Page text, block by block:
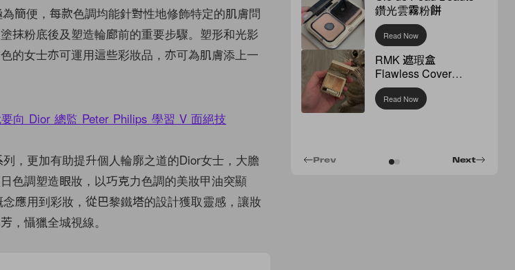
簡便，每款色調均能針對性地修飾特定的肌膚問
抹粉底後及塑造輪廊前的重要步驟。塑形和光影
的女士亦可運用這些彩妝品，亦可為肌膚添上一
，更加有助提升個人輪廓之道的Dior女士，大膽
色調塑造眼妝，以巧克力色調的美妝甲油突顯
應用到彩妝，從巴黎鐵塔的設計獲取靈感，讓妝
，懾獵全城視線。
鑽光雲霧粉餅
Read Now
RMK 遮瑕盒
Flawless Cover
Concealer
Read Now
Next
Prev